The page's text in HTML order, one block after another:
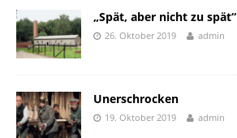
„Spät, aber nicht zu spät“
26. Oktober 2019 admin
Unerschrocken
19. Oktober 2019 admin